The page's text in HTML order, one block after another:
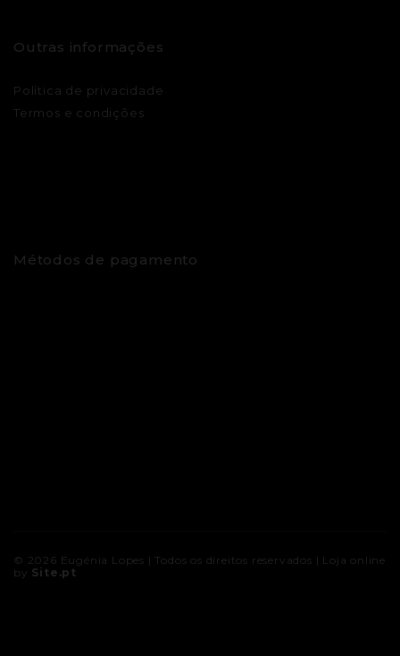
Outras informações
Política de privacidade
Termos e condições
Métodos de pagamento
© 2026 Eugénia Lopes | Todos os direitos reservados | Loja online
by Site.pt